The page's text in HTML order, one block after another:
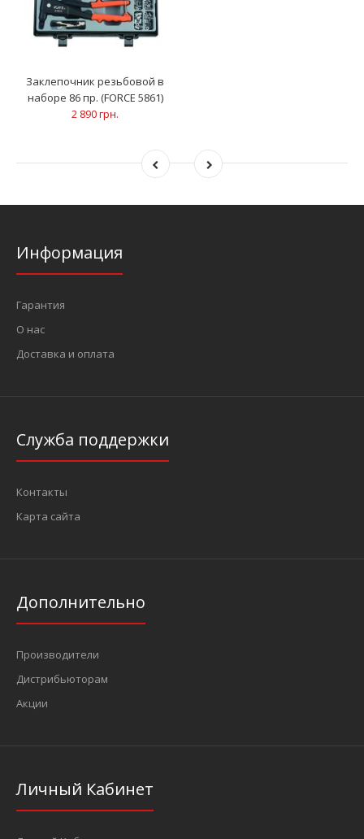
Заклепочник резьбовой в
наборе 86 пр. (FORCE 5861)
2 890 грн.
Информация
Гарантия
О нас
Доставка и оплата
Служба поддержки
Контакты
Карта сайта
Дополнительно
Производители
Дистрибьюторам
Акции
Личный Кабинет